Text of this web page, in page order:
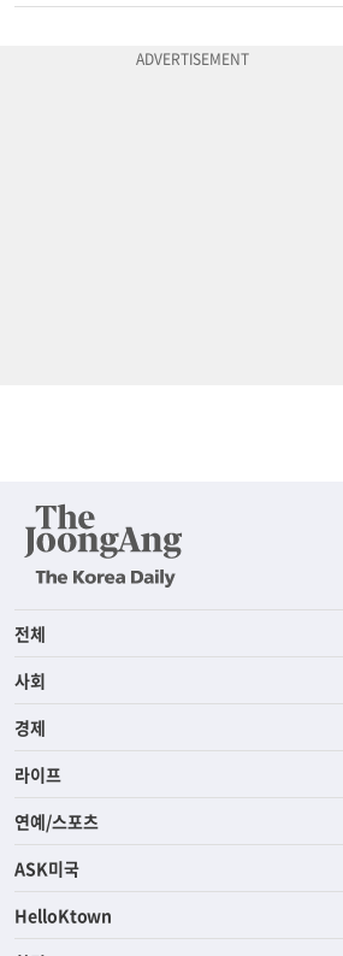
전체
사회
경제
라이프
연예/스포츠
ASK미국